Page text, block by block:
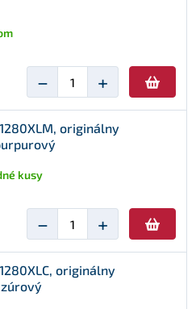
− +
originálny
kusy
− +
originálny